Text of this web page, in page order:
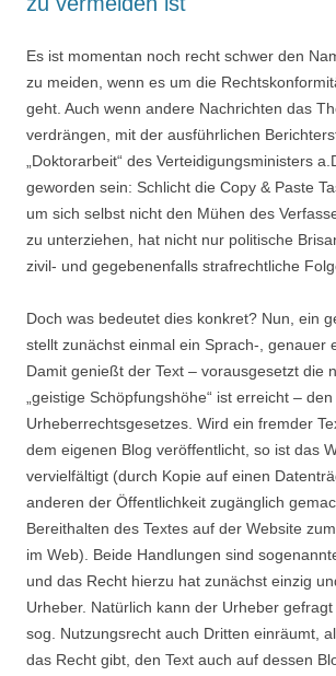
Es ist momentan noch recht schwer den
zu meiden, wenn es um die
geht. Auch wenn andere Nachrichten das
verdrängen, mit der ausführlichen
„Doktorarbeit“ des Verteidigungsministers
geworden sein: Schlicht die Copy & Paste
um sich selbst nicht den Mühen des
zu unterziehen, hat nicht nur politische
zivil- und gegebenenfalls strafrechtliche
Doch was bedeutet dies konkret? Nun, ein
stellt zunächst einmal ein Sprach-, genauer
Damit genießt der Text – vorausgesetzt die
„geistige Schöpfungshöhe“ ist erreicht –
Urheberrechtsgesetzes. Wird ein fremder
dem eigenen Blog veröffentlicht, so ist das
vervielfältigt (durch Kopie auf einen
anderen der Öffentlichkeit zugänglich
Bereithalten des Textes auf der Website
im Web). Beide Handlungen sind
und das Recht hierzu hat zunächst einzig
Urheber. Natürlich kann der Urheber
sog. Nutzungsrecht auch Dritten einräumt,
das Recht gibt, den Text auch auf dessen